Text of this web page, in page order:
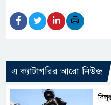
এ ক্যাটাগরির আরো নিউজ